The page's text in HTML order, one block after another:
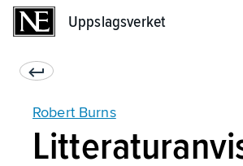
Uppslagsverket
Robert Burns